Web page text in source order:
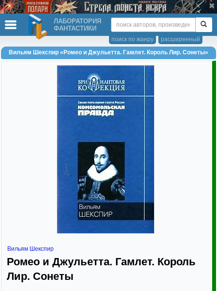
ЛАБОРАТОРИЯ
ФАНТАСТИКИ
расширенный
поиск по жанру
Вильям Шекспир «Ромео и Джульетта. Гамлет. Король Лир. Сонеты»
Вильям Шекспир
Ромео и Джульетта. Гамлет. Король
Лир. Сонеты